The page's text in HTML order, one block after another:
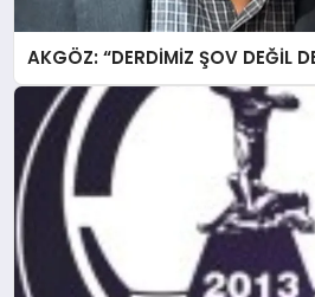
AKGÖZ: “DERDİMİZ ŞOV DEĞİL